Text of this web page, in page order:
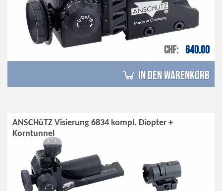
CHF 640.00
in den Warenkorb
ANSCHüTZ Visierung 6834 kompl. Diopter +
Korntunnel